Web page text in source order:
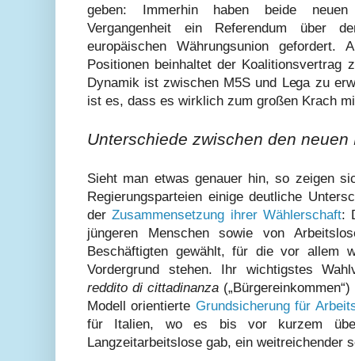
geben: Immerhin haben beide
Vergangenheit ein Referendum über
europäischen Währungsunion gefordert.
Positionen beinhaltet der Koalitionsvertrag
Dynamik ist zwischen M5S und Lega zu
ist es, dass es wirklich zum großen Krach
Unterschiede zwischen den neuen
Sieht man etwas genauer hin, so zeigen
Regierungsparteien einige deutliche
derZusammensetzung ihrer Wählerschaft:
jüngeren Menschen sowie von
Beschäftigten gewählt, für die vor allem
Vordergrund stehen. Ihr wichtigstes
reddito di cittadinanza
Modell orientierte Grundsicherung für
für Italien, wo es bis vor kurzem
Langzeitarbeitslose gab, ein weitreichender